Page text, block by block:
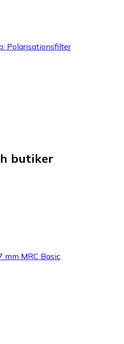
Polarisationsfilter
butiker
MRC Basic